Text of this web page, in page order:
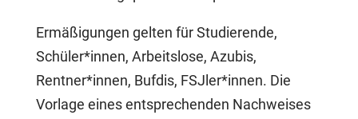
Ermäßigungen gelten für Studierende,
Schüler*innen, Arbeitslose, Azubis,
Rentner*innen, Bufdis, FSJler*innen. Die
Vorlage eines entsprechenden Nachweises